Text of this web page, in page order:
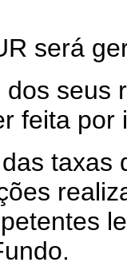
seus
feita
taxas